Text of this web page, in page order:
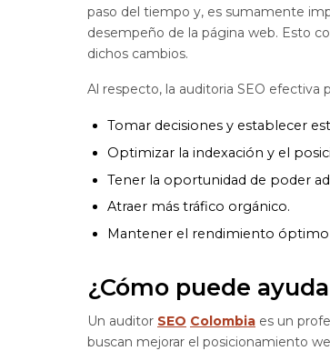
paso del tiempo y, es sumamente
desempeño de la página web. Esto
dichos cambios.
Al respecto, la auditoria SEO
Tomar decisiones y establecer
Optimizar la indexación y el
Tener la oportunidad de poder
Atraer más tráfico orgánico.
Mantener el rendimiento óptimo
¿Cómo puede
Un auditor SEO Colombia es un
buscan mejorar el posicionamiento